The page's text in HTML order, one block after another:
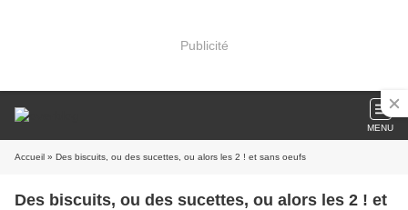
Publicité
MENU
Accueil » Des biscuits, ou des sucettes, ou alors les 2 ! et sans oeufs
Des biscuits, ou des sucettes, ou alors les 2 ! et